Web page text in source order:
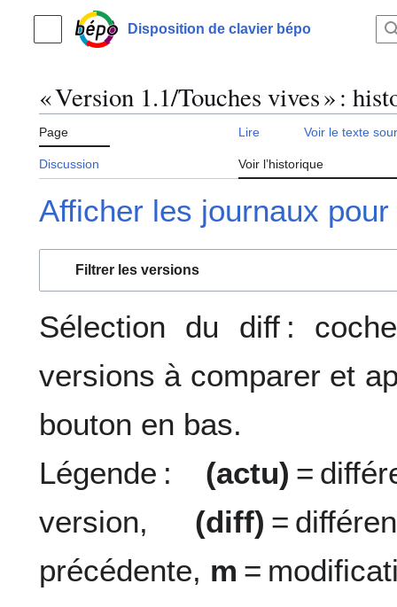
contenu
Menu principalDisposition de clavier bépo
« Version 1.1/Touches vives » :
Page
Discussion
Lire Voir le texte
Voir l’historique
Afficher les journaux
Filtrer les versions
Sélection du diff :
versions à comparer et
bouton en bas.
Légende : (actu) =
version, (diff) =
précédente, m =